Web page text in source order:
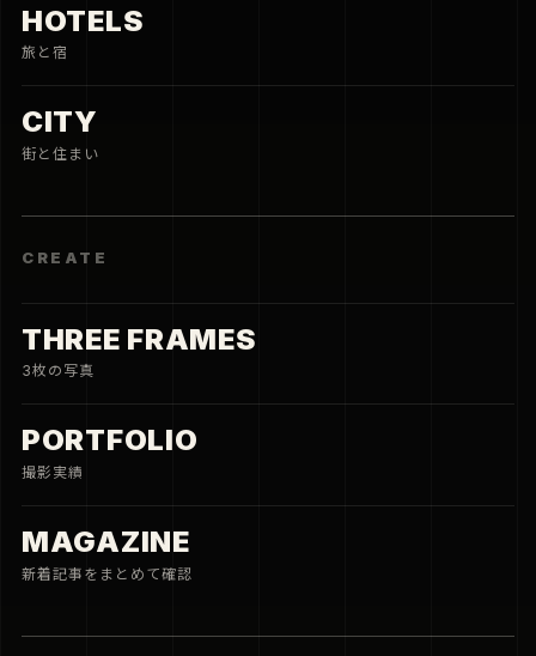
HOTELS
旅と宿
CITY
街と住まい
CREATE
THREE FRAMES
3枚の写真
PORTFOLIO
撮影実績
MAGAZINE
新着記事をまとめて確認